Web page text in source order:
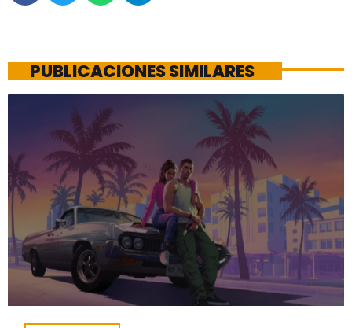
PUBLICACIONES SIMILARES